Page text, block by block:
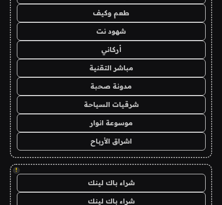
طعم وكيف
شهود نت
أركاني
مباشر التقنية
مدونة صحبة
شرقيات السياحة
موسوعة انوار
اشراق الأرباح
!
شراء باك لينك
شراء باك لينك